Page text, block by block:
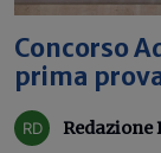
Concorso
prima
Redazione